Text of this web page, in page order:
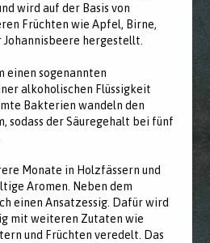
wird auf der Basis von
Früchten wie Apfel, Birne,
Johannisbeere hergestellt.
einen sogenannten
alkoholischen Flüssigkeit
Bakterien wandeln den
sodass der Säuregehalt bei fünf
Monate in Holzfässern und
Aromen. Neben dem
einen Ansatzessig. Dafür wird
mit weiteren Zutaten wie
und Früchten veredelt. Das